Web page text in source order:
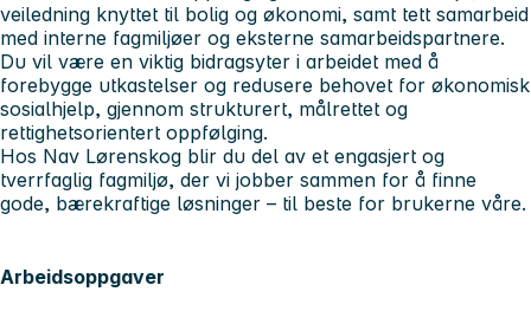
veiledning knyttet til bolig og økonomi, samt tett samarbeid
med interne fagmiljøer og eksterne samarbeidspartnere.
Du vil være en viktig bidragsyter i arbeidet med å
forebygge utkastelser og redusere behovet for økonomisk
sosialhjelp, gjennom strukturert, målrettet og
rettighetsorientert oppfølging.
Hos Nav Lørenskog blir du del av et engasjert og
tverrfaglig fagmiljø, der vi jobber sammen for å finne
gode, bærekraftige løsninger – til beste for brukerne våre.
Arbeidsoppgaver